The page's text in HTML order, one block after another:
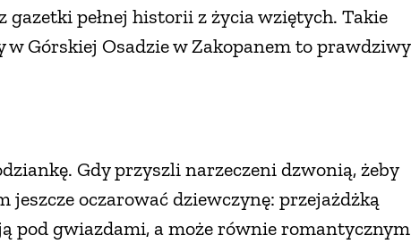
gazetki pełnej historii z życia wziętych. Takie
w Górskiej Osadzie w Zakopanem to prawdziwy
Gdy przyszli narzeczeni dzwonią, żeby
jeszcze oczarować dziewczynę: przejażdżką
pod gwiazdami, a może równie romantycznym